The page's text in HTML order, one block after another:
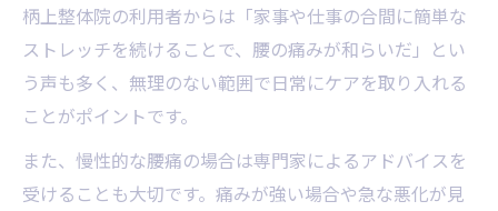
セルフケア継続のコツと注意点まとめ
ストレッチ習慣が腰痛に与える効果とは
腰痛に効くストレッチ種類と効果早見表
継続できるストレッチ習慣の作り方
柄上整体院の利用者からは「家事や仕事の合間に簡単な
ストレッチを続けることで、腰の痛みが和らいだ」とい
う声も多く、無理のない範囲で日常にケアを取り入れる
ことがポイントです。
また、慢性的な腰痛の場合は専門家によるアドバイスを
受けることも大切です。痛みが強い場合や急な悪化が見